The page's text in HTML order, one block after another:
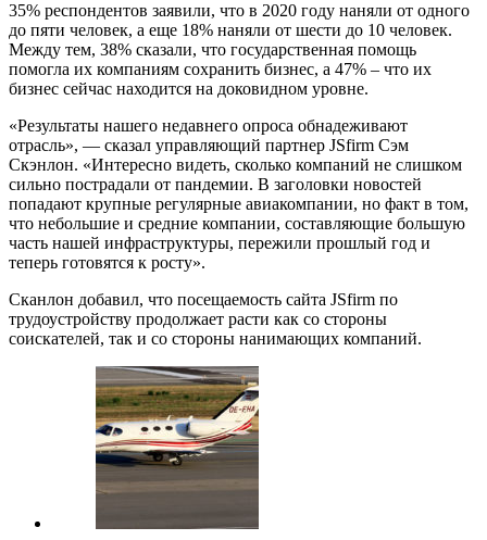
35% респондентов заявили, что в 2020 году наняли от одного
до пяти человек, а еще 18% наняли от шести до 10 человек.
Между тем, 38% сказали, что государственная помощь
помогла их компаниям сохранить бизнес, а 47% – что их
бизнес сейчас находится на доковидном уровне.
«Результаты нашего недавнего опроса обнадеживают
отрасль», — сказал управляющий партнер JSfirm Сэм
Скэнлон. «Интересно видеть, сколько компаний не слишком
сильно пострадали от пандемии. В заголовки новостей
попадают крупные регулярные авиакомпании, но факт в том,
что небольшие и средние компании, составляющие большую
часть нашей инфраструктуры, пережили прошлый год и
теперь готовятся к росту».
Сканлон добавил, что посещаемость сайта JSfirm по
трудоустройству продолжает расти как со стороны
соискателей, так и со стороны нанимающих компаний.